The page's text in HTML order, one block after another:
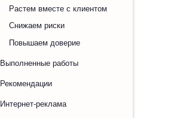
Растем вместе с клиентом
Снижаем риски
Повышаем доверие
Выполненные работы
Рекомендации
Интернет-реклама